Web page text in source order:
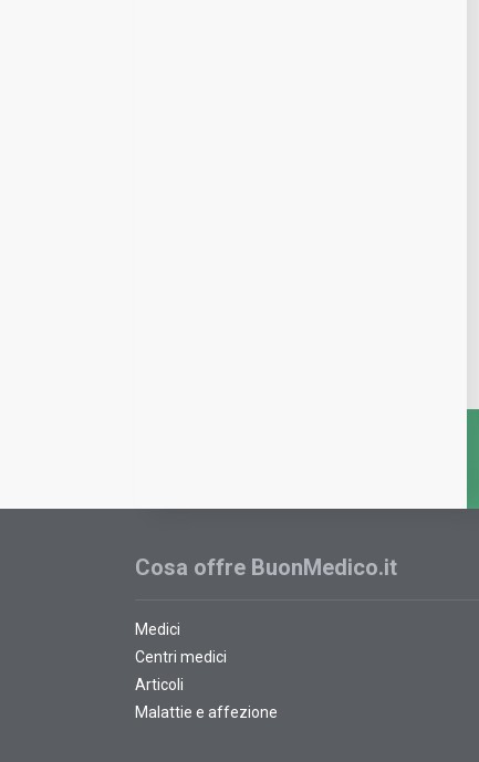
Cosa offre BuonMedico.it
Medici
Centri medici
Articoli
Malattie e affezione